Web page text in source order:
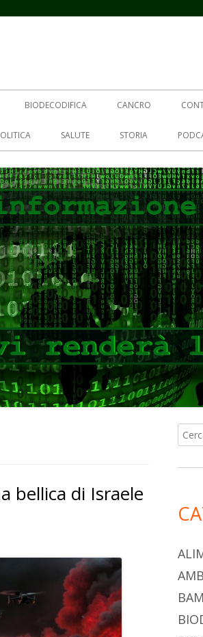
BIODECODIFICA CANCRO
SALUTE STORIA
bellica di Israele
per: